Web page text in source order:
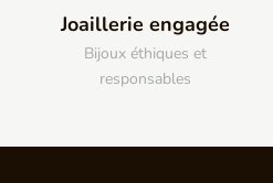
Joaillerie engagée
Bijoux éthiques et
responsables